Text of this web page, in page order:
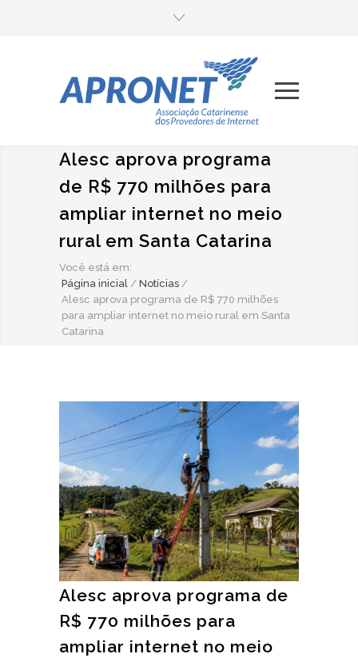
Alesc aprova programa
de R$ 770 milhões para
ampliar internet no meio
rural em Santa Catarina
Você está em:
Página inicial / Notícias /
Alesc aprova programa de R$ 770 milhões
para ampliar internet no meio rural em Santa
Catarina
Alesc aprova programa de
R$ 770 milhões para
ampliar internet no meio